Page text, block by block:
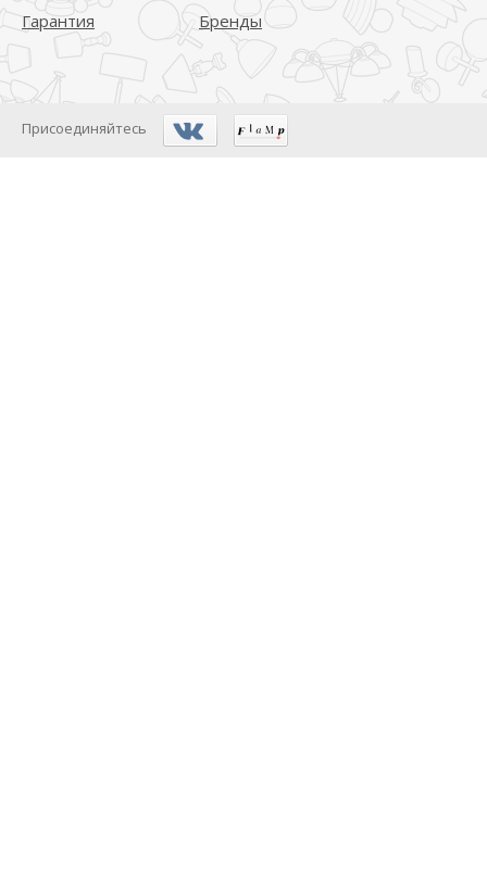
Гарантия
Бренды
Присоединяйтесь